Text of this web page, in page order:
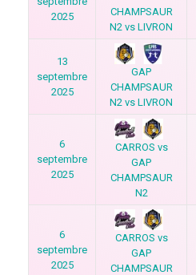
2025
CHAMPSAUR
N2 vs LIVRON
13
septembre
2025
GAP
CHAMPSAUR
N2 vs LIVRON
6
septembre
2025
CARROS vs
GAP
CHAMPSAUR
N2
6
septembre
2025
CARROS vs
GAP
CHAMPSAUR